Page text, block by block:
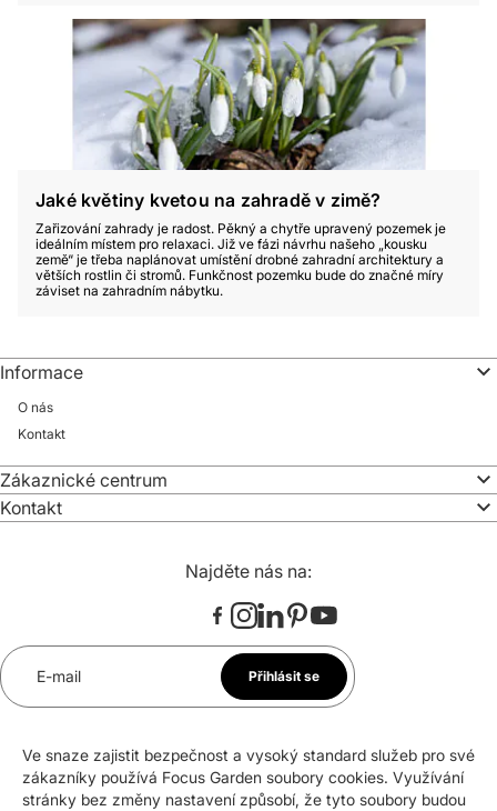
Jaké květiny kvetou na zahradě v zimě?
Zařizování zahrady je radost. Pěkný a chytře upravený pozemek je
ideálním místem pro relaxaci. Již ve fázi návrhu našeho „kousku
země“ je třeba naplánovat umístění drobné zahradní architektury a
větších rostlin či stromů. Funkčnost pozemku bude do značné míry
záviset na zahradním nábytku.
Informace
O nás
Kontakt
Zákaznické centrum
Kontakt
Najděte nás na:
E-mail Přihlásit se
mailovou adresu. Svůj souhlas mohu kdykoli odvolat.
Ve snaze zajistit bezpečnost a vysoký standard služeb pro své
zákazníky používá Focus Garden soubory cookies. Využívání
stránky bez změny nastavení způsobí, že tyto soubory budou